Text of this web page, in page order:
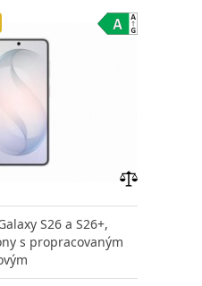
S26 a S26+,
s propracovaným